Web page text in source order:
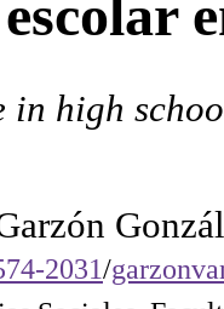
in high
2031/